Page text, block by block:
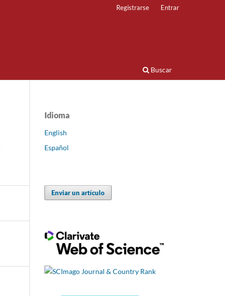
Buscar
Registrarse Entrar
Idioma
English
Español
Enviar un artículo